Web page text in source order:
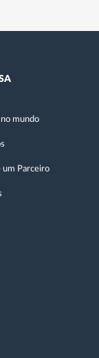
mundo
um Parceiro